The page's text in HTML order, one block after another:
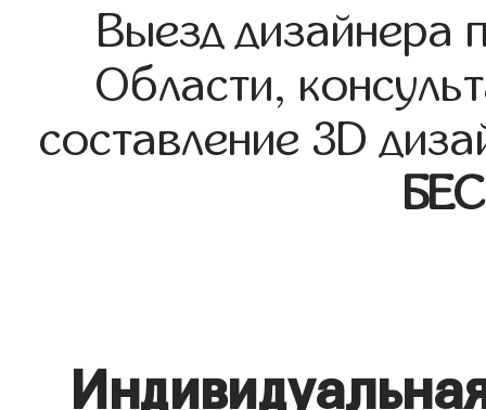
Выезд дизайнера
Области,
составление 3D